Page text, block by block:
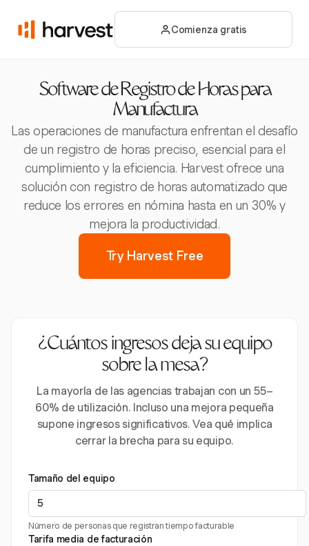
Comienza gratis
Software de Registro de Horas para
Manufactura
Las operaciones de manufactura enfrentan el desafío
de un registro de horas preciso, esencial para el
cumplimiento y la eficiencia. Harvest ofrece una
solución con registro de horas automatizado que
reduce los errores en nómina hasta en un 30% y
mejora la productividad.
Try Harvest Free
¿Cuántos ingresos deja su equipo
sobre la mesa?
La mayoría de las agencias trabajan con un 55–
60% de utilización. Incluso una mejora pequeña
supone ingresos significativos. Vea qué implica
cerrar la brecha para su equipo.
Tamaño del equipo
Número de personas que registran tiempo facturable
Tarifa media de facturación